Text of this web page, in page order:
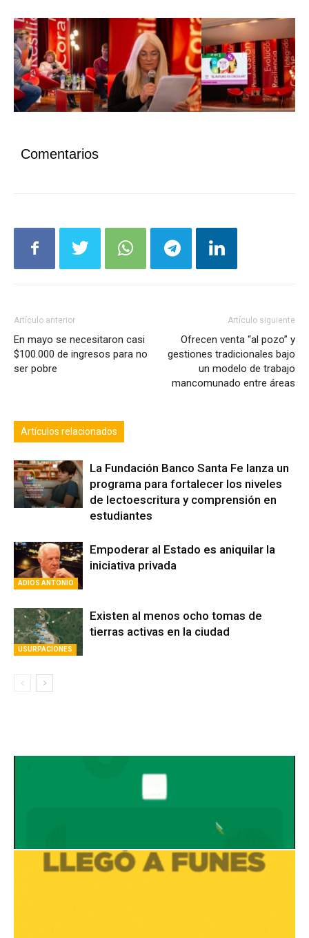
Comentarios
Artículo anterior
En mayo se necesitaron casi
$100.000 de ingresos para no
ser pobre
Artículo siguiente
Ofrecen venta “al pozo” y
gestiones tradicionales bajo
un modelo de trabajo
mancomunado entre áreas
Artículos relacionados
La Fundación Banco Santa Fe lanza un
programa para fortalecer los niveles
de lectoescritura y comprensión en
estudiantes
ADIOS ANTONIO
Empoderar al Estado es aniquilar la
iniciativa privada
USURPACIONES
Existen al menos ocho tomas de
tierras activas en la ciudad